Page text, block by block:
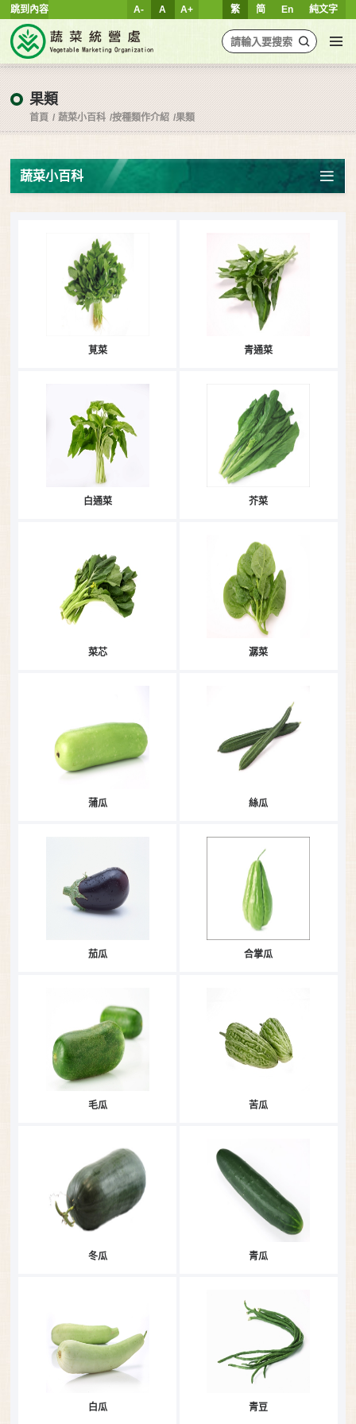
跳到內容 繁 简 En 純文字
A- A A+
果類
首頁 蔬菜小百科 按種類作介紹 果類
蔬菜小百科
莧菜 青通菜
白通菜 芥菜
菜芯 潺菜
蒲瓜 絲瓜
茄瓜 合掌瓜
毛瓜 苦瓜
冬瓜 青瓜
白瓜 青豆